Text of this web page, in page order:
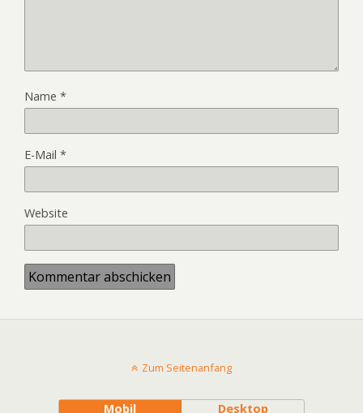
Name *
E-Mail *
Website
Zum Seitenanfang
Mobil Desktop